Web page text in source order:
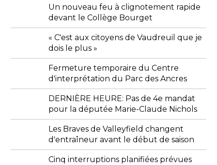
Un nouveau feu à clignotement rapide
devant le Collège Bourget
« C'est aux citoyens de Vaudreuil que je
dois le plus »
Fermeture temporaire du Centre
d'interprétation du Parc des Ancres
DERNIÈRE HEURE: Pas de 4e mandat
pour la députée Marie-Claude Nichols
Les Braves de Valleyfield changent
d'entraîneur avant le début de saison
Cinq interruptions planifiées prévues